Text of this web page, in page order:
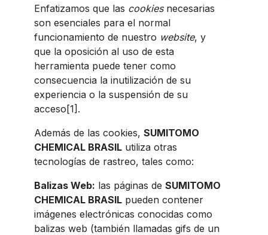
Enfatizamos que las cookiesnecesarias
son esenciales para el normal
funcionamiento de nuestro website, y
que la oposición al uso de esta
herramienta puede tener como
consecuencia la inutilización de su
experiencia o la suspensión de su
acceso[1].
Además de las cookies, SUMITOMO
CHEMICAL BRASILutiliza otras
tecnologías de rastreo, tales como:
Balizas Web: las páginas de SUMITOMO
CHEMICAL BRASILpueden contener
imágenes electrónicas conocidas como
balizas web (también llamadas gifs de un